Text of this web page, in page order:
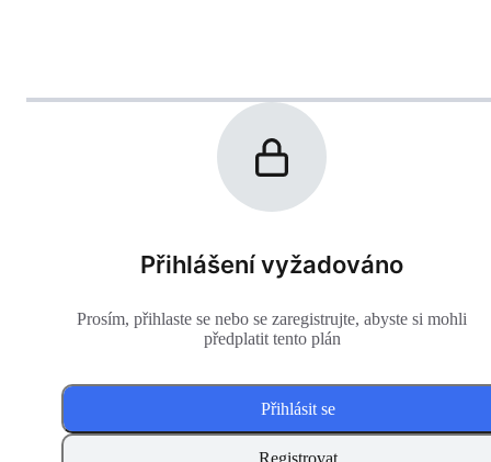
Přihlášení vyžadováno
Prosím, přihlaste se nebo se zaregistrujte, abyste si mohli
předplatit tento plán
Registrovat
Přihlásit se